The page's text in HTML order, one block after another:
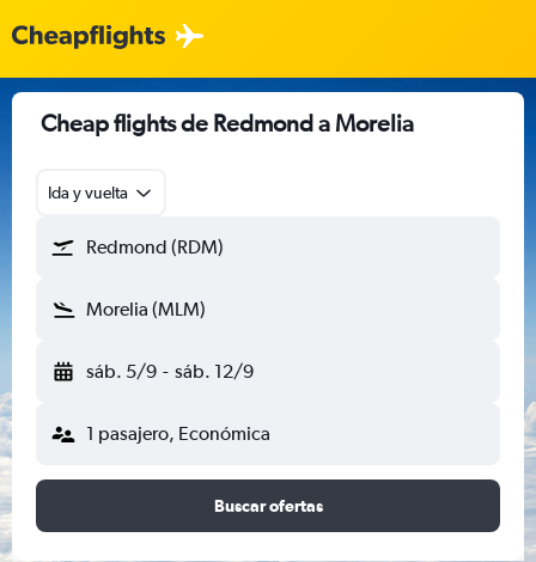
Cheap flights de Redmond a Morelia
Ida y vuelta
Redmond (RDM)
Morelia (MLM)
sáb. 5/9 - sáb. 12/9
1 pasajero, Económica
Buscar ofertas